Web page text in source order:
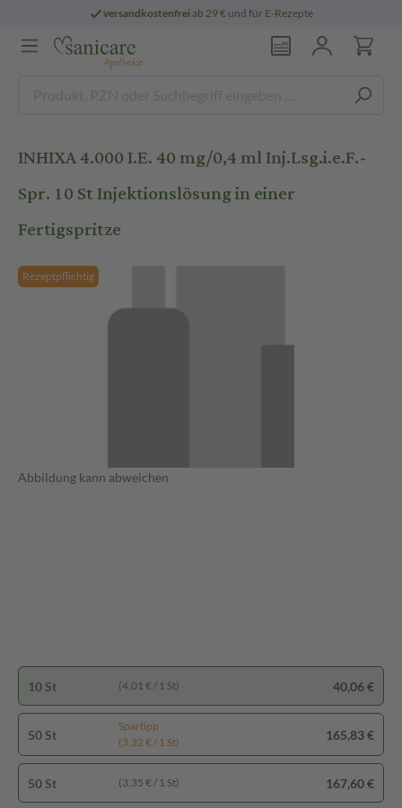
versandkostenfreiab 29 € und für E-Rezepte
INHIXA 4.000 I.E. 40 mg/0,4 ml Inj.Lsg.i.e.F.-
Spr. 10 St Injektionslösung in einer
Fertigspritze
Rezeptpflichtig
Abbildung kann abweichen
50 St
Spartipp
(3,32 € / 1 St)
165,83 €
50 St (3,35 € / 1 St) 167,60 €
10 St (4,01 € / 1 St) 40,06 €